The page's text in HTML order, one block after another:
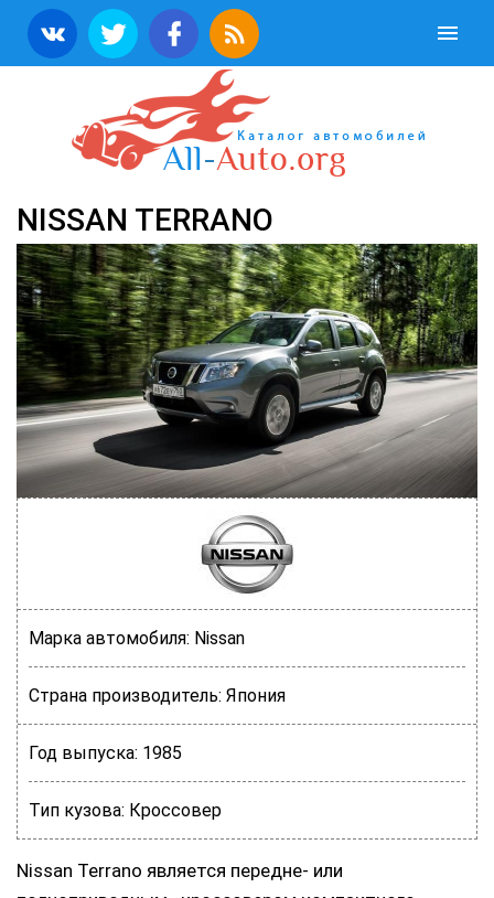
NISSAN TERRANO
Марка автомобиля: Nissan
Страна производитель: Япония
Год выпуска: 1985
Тип кузова: Кроссовер
Nissan Terrano является передне- или